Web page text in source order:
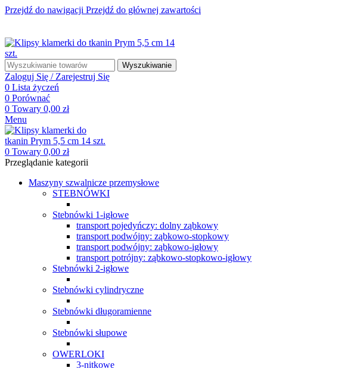
Przejdź do nawigacji Przejdź do głównej zawartości
Wyszukiwanie
Zaloguj Się / Zarejestruj Się
0 Lista życzeń
0 Porównać
0 Towary 0,00 zł
Menu
0 Towary 0,00 zł
Przeglądanie kategorii
Maszyny szwalnicze przemysłowe
STEBNÓWKI
Stebnówki 1-igłowe
transport pojedyńczy: dolny ząbkowy
transport podwójny: ząbkowo-stopkowy
transport podwójny: ząbkowo-igłowy
transport potrójny: ząbkowo-stopkowo-igłowy
Stebnówki 2-igłowe
Stebnówki cylindryczne
Stebnówki długoramienne
Stebnówki słupowe
OWERLOKI
3-nitkowe